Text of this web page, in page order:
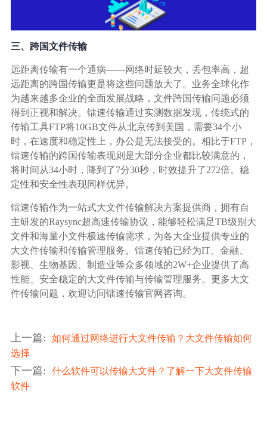
三、跨国文件传输
远距离传输有一个通病——网络时延较大，丢包率高，超
远距离的跨国传输更是将这些问题放大了。业务全球化作
为越来越多企业的全面发展战略，文件跨国传输问题必须
得到正视和解决。镭速传输通过实测数据发现，传统式的
传输工具FTP将10GB文件从北京传到美国，需要34个小
时，在速度和稳定性上，办公是无法接受的。相比于FTP，
镭速传输的跨国传输表现则是大部分企业都比较满意的，
将时间从34小时，降到了7分30秒，时效提升了272倍。稳
定性和安全性表现同样优异。
镭速传输作为一站式大文件传输解决方案提供商，拥有自
主研发的Raysync超高速传输协议，能够轻松满足TB级别大
文件和海量小文件极速传输需求，为各大企业提供专业的
大文件传输和传输管理服务。镭速传输已经为IT、金融、
影视、生物基因、制造业等众多领域的2W+企业提供了高
性能、安全稳定的大文件传输与传输管理服务。更多大文
件传输问题，欢迎访问镭速传输官网咨询。
上一篇:
如何通过网络进行大文件传输？大文件传输如何
选择
下一篇:
什么软件可以传输大文件？了解一下大文件传输
软件